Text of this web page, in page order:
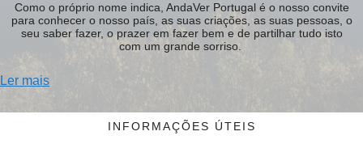
Como o próprio nome indica, AndaVer Portugal é o nosso convite
para conhecer o nosso país, as suas criações, as suas pessoas, o
seu saber fazer, o prazer em fazer bem e de partilhar tudo isto
com um grande sorriso.
Ler mais
INFORMAÇÕES ÚTEIS